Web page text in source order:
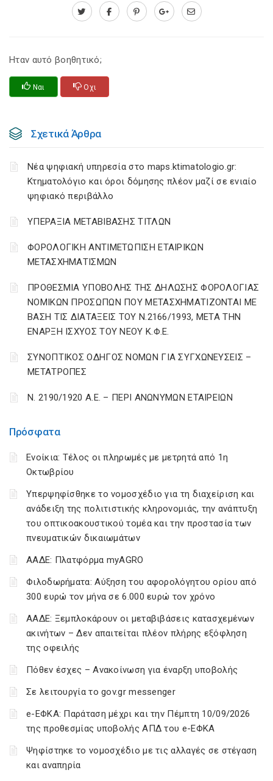
Πρόσφατα
Ενοίκια: Τέλος οι πληρωμές με μετρητά από 1η
Οκτωβρίου
Υπερψηφίσθηκε το νομοσχέδιο για τη διαχείριση και
ανάδειξη της πολιτιστικής κληρονομιάς, την ανάπτυξη
του οπτικοακουστικού τομέα και την προστασία των
πνευματικών δικαιωμάτων
ΑΑΔΕ: Πλατφόρμα myAGRO
Φιλοδωρήματα: Αύξηση του αφορολόγητου ορίου από
300 ευρώ τον μήνα σε 6.000 ευρώ τον χρόνο
ΑΑΔΕ: Ξεμπλοκάρουν οι μεταβιβάσεις κατασχεμένων
ακινήτων – Δεν απαιτείται πλέον πλήρης εξόφληση
της οφειλής
Πόθεν έσχες – Ανακοίνωση για έναρξη υποβολής
Σε λειτουργία το gov.gr messenger
e-ΕΦΚΑ: Παράταση μέχρι και την Πέμπτη 10/09/2026
της προθεσμίας υποβολής ΑΠΔ του e-ΕΦΚΑ
Ψηφίστηκε το νομοσχέδιο με τις αλλαγές σε στέγαση
και αναπηρία
Ηταν αυτό βοηθητικό;
Ναι Οχι
Σχετικά Άρθρα
Νέα ψηφιακή υπηρεσία στο maps.ktimatologio.gr:
Κτηματολόγιο και όροι δόμησης πλέον μαζί σε ενιαίο
ψηφιακό περιβάλλο
ΥΠΕΡΑΞΙΑ ΜΕΤΑΒΙΒΑΣΗΣ ΤΙΤΛΩΝ
ΦΟΡΟΛΟΓΙΚΗ ΑΝΤΙΜΕΤΩΠΙΣΗ ΕΤΑΙΡΙΚΩΝ
ΜΕΤΑΣΧΗΜΑΤΙΣΜΩΝ
ΠΡΟΘΕΣΜΙΑ ΥΠΟΒΟΛΗΣ ΤΗΣ ΔΗΛΩΣΗΣ ΦΟΡΟΛΟΓΙΑΣ
ΝΟΜΙΚΩΝ ΠΡΟΣΩΠΩΝ ΠΟΥ ΜΕΤΑΣΧΗΜΑΤΙΖΟΝΤΑΙ ΜΕ
ΒΑΣΗ ΤΙΣ ΔΙΑΤΑΞΕΙΣ ΤΟΥ Ν.2166/1993, ΜΕΤΑ ΤΗΝ
ΕΝΑΡΞΗ ΙΣΧΥΟΣ ΤΟΥ ΝΕΟΥ Κ.Φ.Ε.
ΣΥΝΟΠΤΙΚΟΣ ΟΔΗΓΟΣ ΝΟΜΩΝ ΓΙΑ ΣΥΓΧΩΝΕΥΣΕΙΣ –
ΜΕΤΑΤΡΟΠΕΣ
Ν. 2190/1920 Α.Ε. – ΠΕΡΙ ΑΝΩΝΥΜΩΝ ΕΤΑΙΡΕΙΩΝ